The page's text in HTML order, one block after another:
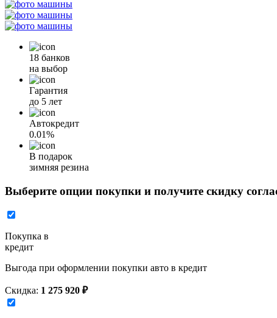
18 банков
на выбор
Гарантия
до 5 лет
Автокредит
0.01%
В подарок
зимняя резина
Выберите опции покупки и получите скидку
Покупка в
кредит
Выгода при оформлении покупки авто в кредит
Скидка: 1 275 920 ₽